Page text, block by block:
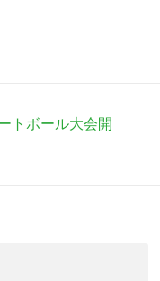
トボール大会開